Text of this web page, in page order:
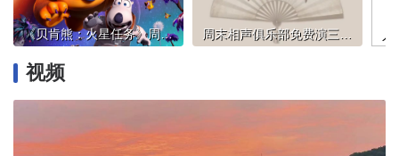
《贝肯熊：火星任务》周四公映，导演王超讲述创作灵感 周末相声俱乐部免费演三天，几代相声演员将轮番登台
视频